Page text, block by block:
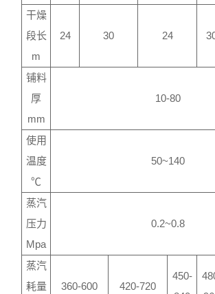
干燥
段长
m
24 30 24
铺料
厚
mm
10-80
使用
温度
℃
50~140
蒸汽
压力
Mpa
0.2~0.8
蒸汽
耗量
360-600 420-720
450-